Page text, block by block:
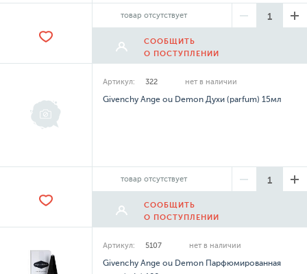
товар отсутствует
СООБЩИТЬ
О ПОСТУПЛЕНИИ
Артикул: 322 нет в наличии
Givenchy Ange ou Demon Духи (parfum) 15мл
товар отсутствует
СООБЩИТЬ
О ПОСТУПЛЕНИИ
Артикул: 5107 нет в наличии
Givenchy Ange ou Demon Парфюмированная